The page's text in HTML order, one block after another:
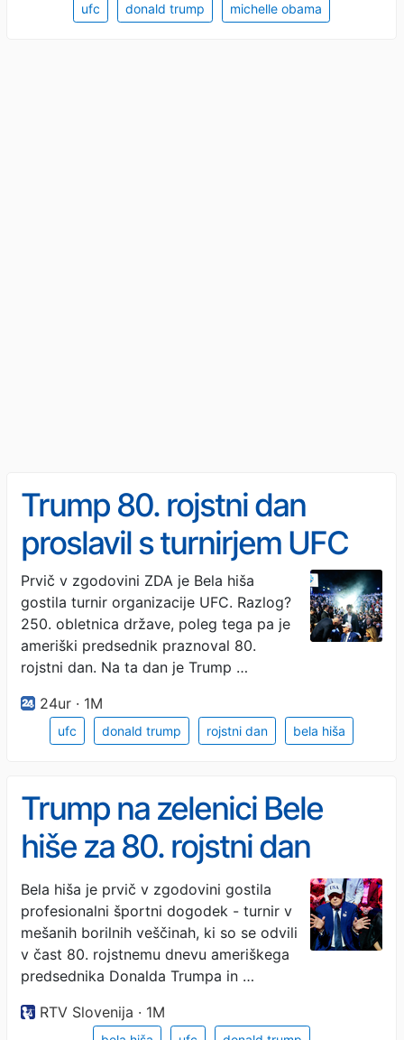
ufc donald trump michelle obama
Trump 80. rojstni dan
proslavil s turnirjem UFC
Prvič v zgodovini ZDA je Bela hiša
gostila turnir organizacije UFC. Razlog?
250. obletnica države, poleg tega pa je
ameriški predsednik praznoval 80.
rojstni dan. Na ta dan je Trump …
24ur · 1M
ufc donald trump rojstni dan bela hiša
Trump na zelenici Bele
hiše za 80. rojstni dan
gostil boje v mešanih
borilnih veščinah
Bela hiša je prvič v zgodovini gostila
profesionalni športni dogodek - turnir v
mešanih borilnih veščinah, ki so se odvili
v čast 80. rojstnemu dnevu ameriškega
predsednika Donalda Trumpa in …
RTV Slovenija · 1M